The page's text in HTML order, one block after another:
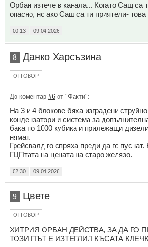
Орбан изтече в канала... Когато Сащ са
опасно, но ако Сащ са ти приятели- това
00:13 09.04.2026
8 Данко Харсъзина
ОТГОВОР
До коментар #6 от "Факти":
На 3 и 4 блокове бяха изградени
кондензатори и система за
бака по 1000 кубика и прилежащи
нямат.
Грейсвалд го спряха преди да го
ГЦПтата на цената на старо желязо.
02:30 09.04.2026
9 Цвете
ОТГОВОР
ХИТРИЯ ОРБАН ДЕЙСТВА, ЗА ДА ГО
ТОЗИ ПЪТ Е ИЗТЕГЛИЛ КЪСАТА